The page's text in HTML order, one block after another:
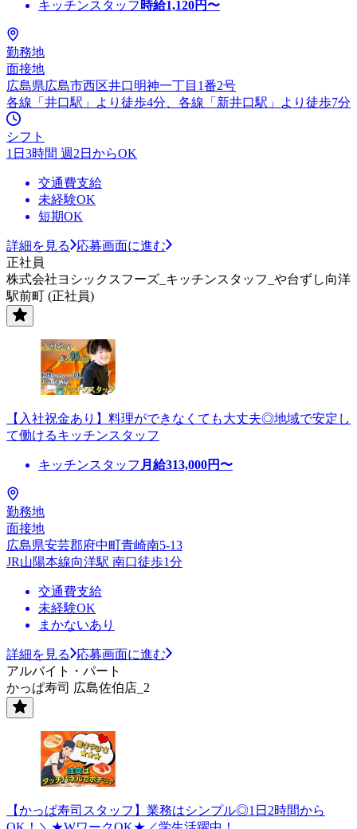
キッチンスタッフ 時給1,120円〜
勤務地
面接地
広島県広島市西区井口明神一丁目1番2号
各線「井口駅」より徒歩4分、各線「新井口駅」より徒歩7分
シフト
1日3時間 週2日からOK
交通費支給
未経験OK
短期OK
詳細を見る
応募画面に進む
正社員
株式会社ヨシックスフーズ_キッチンスタッフ_や台ずし向洋
駅前町 (正社員)
【入社祝金あり】料理ができなくても大丈夫◎地域で安定し
て働けるキッチンスタッフ
キッチンスタッフ 月給313,000円〜
勤務地
面接地
広島県安芸郡府中町青崎南5-13
JR山陽本線向洋駅 南口徒歩1分
交通費支給
未経験OK
まかないあり
詳細を見る
応募画面に進む
アルバイト・パート
かっぱ寿司 広島佐伯店_2
【かっぱ寿司スタッフ】業務はシンプル◎1日2時間から